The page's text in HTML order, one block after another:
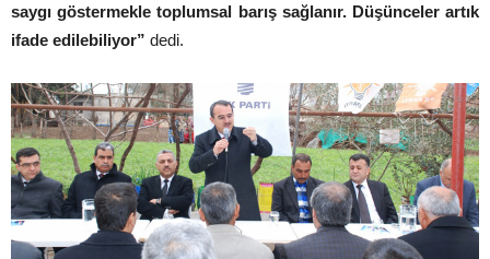
saygı göstermekle toplumsal barış sağlanır. Düşünceler artık
ifade edilebiliyor” dedi.